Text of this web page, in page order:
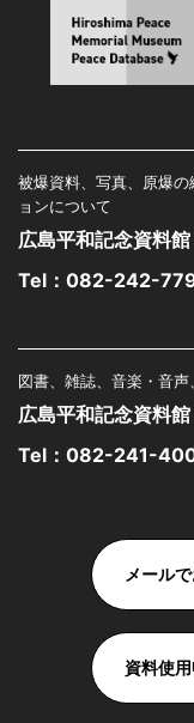
被爆資料、写真、原爆
ョンについて
広島平和記念資料
Tel： 082-242-
図書、雑誌、音楽・音
広島平和記念資料
Tel： 082-241-
メール
資料使